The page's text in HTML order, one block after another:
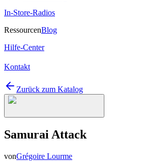
In-Store-Radios
RessourcenBlog
Hilfe-Center
Kontakt
Zurück zum Katalog
Samurai Attack
vonGrégoire Lourme